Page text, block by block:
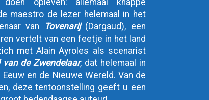
opleven: allemaal knappe
maestro de lezer helemaal in het
van
Tovenarij(Dargaud), een
vertelt van een feetje in het land
met Alain Ayroles als scenarist
van de Zwendelaar, dat helemaal in
en de Nieuwe Wereld. Van de
deze tentoonstelling geeft u een